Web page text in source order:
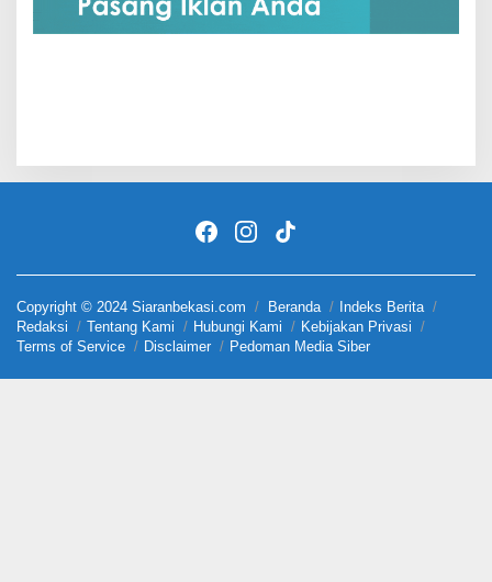
Copyright © 2024 Siaranbekasi.com Beranda
Indeks Berita
Redaksi
Tentang Kami Hubungi Kami
Kebijakan Privasi
Terms of Service
Disclaimer Pedoman Media Siber